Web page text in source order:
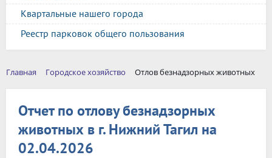
Квартальные нашего города
Реестр парковок общего пользования
Главная Городское хозяйство Отлов безнадзорных животных
Отчет по отлову безнадзорных
животных в г. Нижний Тагил на
02.04.2026